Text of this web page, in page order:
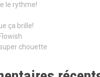
le rythme!
ça brille!
chouette